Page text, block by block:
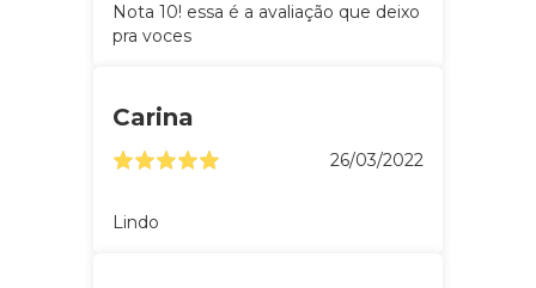
Nota 10! essa é a avaliação que deixo
pra voces
Carina
26/03/2022
Lindo